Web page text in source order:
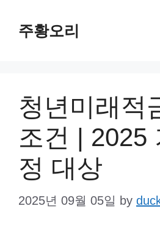
주황오리
청년미래적
조건 | 2025
정 대상
2025년 09월 05일 by